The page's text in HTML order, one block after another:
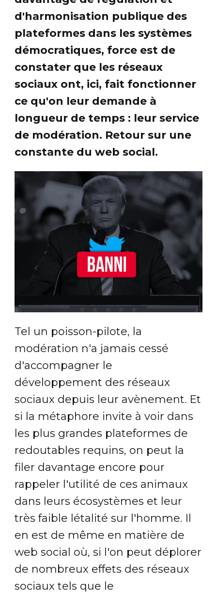
d'harmonisation publique des
plateformes dans les systèmes
démocratiques, force est de
constater que les réseaux
sociaux ont, ici, fait fonctionner
ce qu'on leur demande à
longueur de temps : leur service
de modération. Retour sur une
constante du web social.
Tel un poisson-pilote, la
modération n'a jamais cessé
d'accompagner le
développement des réseaux
sociaux depuis leur avènement. Et
si la métaphore invite à voir dans
les plus grandes plateformes de
redoutables requins, on peut la
filer davantage encore pour
rappeler l'utilité de ces animaux
dans leurs écosystèmes et leur
très faible létalité sur l'homme. Il
en est de même en matière de
web social où, si l'on peut déplorer
de nombreux effets des réseaux
sociaux tels que le